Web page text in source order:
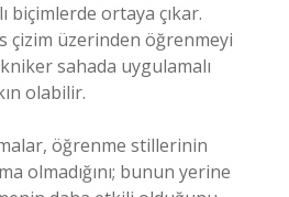
biçimlerde ortaya çıkar.
çizim üzerinden öğrenmeyi
sahada uygulamalı
olabilir.
öğrenme stillerinin
olmadığını; bunun yerine